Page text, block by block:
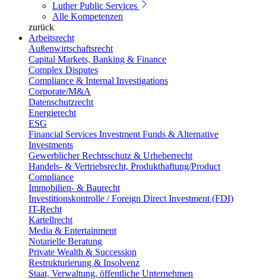
Luther Public Services
Alle Kompetenzen
zurück
Arbeitsrecht
Außenwirtschaftsrecht
Capital Markets, Banking & Finance
Complex Disputes
Compliance & Internal Investigations
Corporate/M&A
Datenschutzrecht
Energierecht
ESG
Financial Services Investment Funds & Alternative
Investments
Gewerblicher Rechtsschutz & Urheberrecht
Handels- & Vertriebsrecht, Produkthaftung/Product
Compliance
Immobilien- & Baurecht
Investitionskontrolle / Foreign Direct Investment (FDI)
IT-Recht
Kartellrecht
Media & Entertainment
Notarielle Beratung
Private Wealth & Succession
Restrukturierung & Insolvenz
Staat, Verwaltung, öffentliche Unternehmen